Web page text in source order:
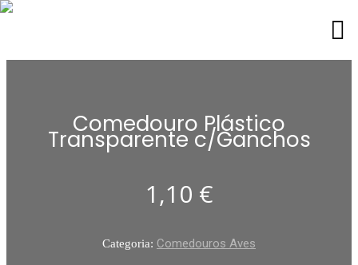
Comedouro Plástico
Transparente c/Ganchos
1,10 €
Categoria: Comedouros Aves